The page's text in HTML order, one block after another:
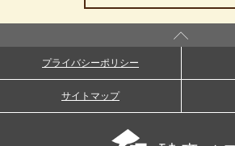
プライバシーポリシー
サイトマップ